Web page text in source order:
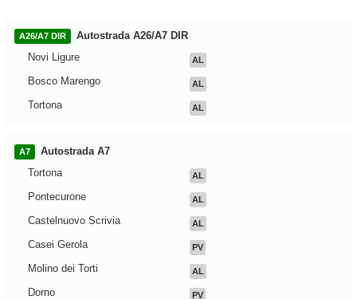
A26/A7 DIR
Autostrada A26/A7 DIR
Novi Ligure
AL
Bosco Marengo AL
Tortona AL
A7
Autostrada A7
Tortona
AL
Pontecurone AL
Castelnuovo Scrivia AL
Casei Gerola PV
Molino dei Torti AL
Dorno PV